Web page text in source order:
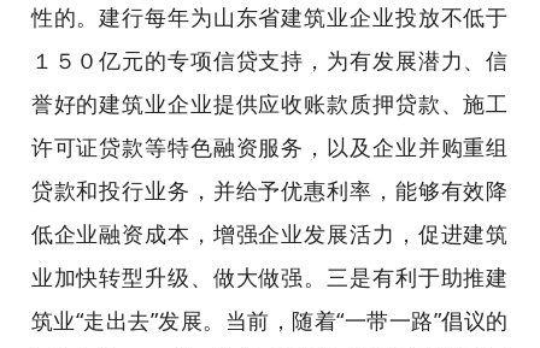
性的。建行每年为山东省建筑业企业投放不低于
１５０亿元的专项信贷支持，为有发展潜力、信
誉好的建筑业企业提供应收账款质押贷款、施工
许可证贷款等特色融资服务，以及企业并购重组
贷款和投行业务，并给予优惠利率，能够有效降
低企业融资成本，增强企业发展活力，促进建筑
业加快转型升级、做大做强。三是有利于助推建
筑业“走出去”发展。当前，随着“一带一路”倡议的